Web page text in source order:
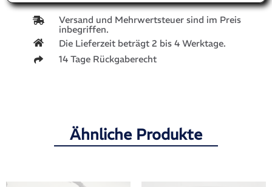
Versand und Mehrwertsteuer sind im Preis
inbegriffen.
Die Lieferzeit beträgt 2 bis 4 Werktage.
14 Tage Rückgaberecht
Ähnliche Produkte